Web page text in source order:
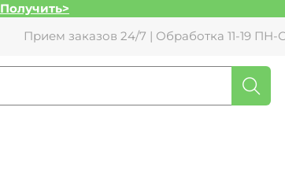
Получить>
Прием заказов 24/7 | Обработка 11-19